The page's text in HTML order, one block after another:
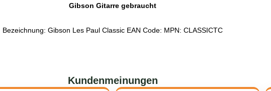
Gibson Gitarre gebraucht
Bezeichnung: Gibson Les Paul Classic EAN Code: MPN: CLASSICTC
Kundenmeinungen